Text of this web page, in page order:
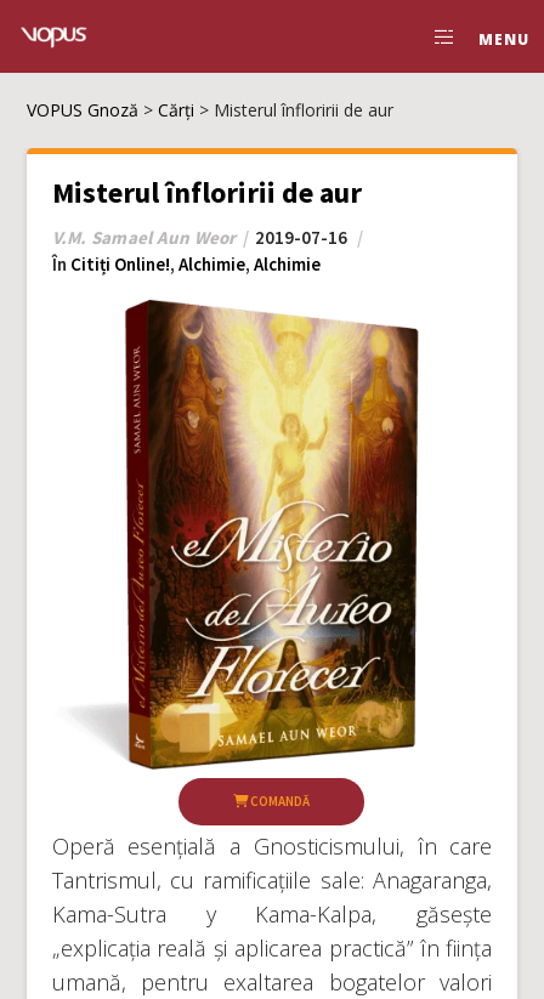
MENU
VOPUS Gnoză >Cărți > Misterul înfloririi de aur
Misterul înfloririi de aur
V.M. Samael Aun Weor
2019-07-16
În Citiți Online!, Alchimie, Alchimie
COMANDĂ
Operă esențială a Gnosticismului, în care
Tantrismul, cu ramificațiile sale: Anagaranga,
Kama-Sutra y Kama-Kalpa, găsește
„explicația reală și aplicarea practică” în ființa
umană, pentru exaltarea bogatelor valori